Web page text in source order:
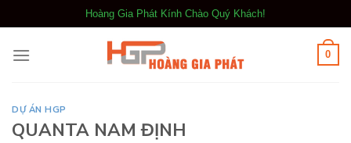
qua
nội
Hoàng Gia Phát Kính Chào Quý Khách!
0
DỰ ÁN HGP
QUANTA NAM ĐỊNH